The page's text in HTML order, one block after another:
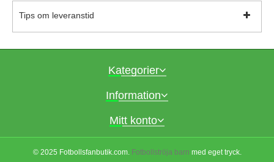
Tips om leveranstid
Kategorier
Information
Mitt konto
© 2025 Fotbollsfanbutik.com. Fotbollströja barn med eget tryck.